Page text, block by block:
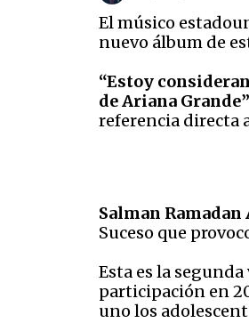
El músico
nuevo álbum de
“Estoy
de Ariana Grande”
referencia directa
Salman Ramadan
Suceso que
Esta es la
participación en
uno los